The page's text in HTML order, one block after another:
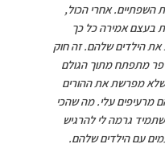
השפתיים. אחרי הכול,
בעצם אמירה כל כך
את הילדים שלהם. זה חוק
מתפתח מתוך הגולם
מפרשת את ההורים
מרעיפים עלי. מה שהכי
גרמה לי להרגיש
עם הילדים שלהם.